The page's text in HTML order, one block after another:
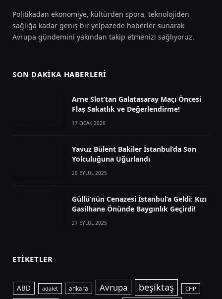
Politikadan ekonomiye, kültürden spora, teknolojiden
sağlığa kadar geniş bir yelpazede haberler sunarak
Avrupa gündemini yakından takip etmenizi sağlıyoruz.
SON DAKIKA HABERLERI
Arne Slot’tan Galatasaray Maçı Öncesi
Flaş Sakatlık ve Değerlendirme!
17 OCAK 2026
Yavuz Bülent Bakiler İstanbul’da Son
Yolculuğuna Uğurlandı
29 EYLÜL 2025
Güllü’nün Cenazesi İstanbul’a Geldi: Kızı
Gasilhane Önünde Baygınlık Geçirdi!
27 EYLÜL 2025
ETIKETLER
ABD adalet ankara Avrupa beşiktaş CHP